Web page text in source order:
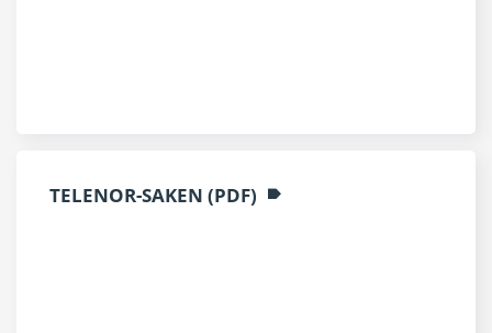
TELENOR-SAKEN (PDF)